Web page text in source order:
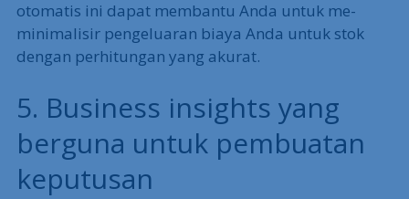
otomatis ini dapat membantu Anda untuk me-
minimalisir pengeluaran biaya Anda untuk stok
dengan perhitungan yang akurat.
5. Business insights yang
berguna untuk pembuatan
keputusan